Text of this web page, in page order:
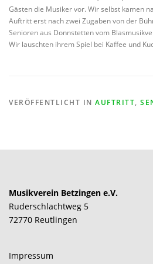
Gästen die Musiker vor. Wir selbst kamen
Auftritt erst nach zwei Zugaben von der
Senioren aus Donnstetten vom
Wir lauschten ihrem Spiel bei Kaffee und
VERÖFFENTLICHT IN AUFTRITT,
Musikverein Betzingen e.V.
Ruderschlachtweg 5
72770 Reutlingen
Impressum